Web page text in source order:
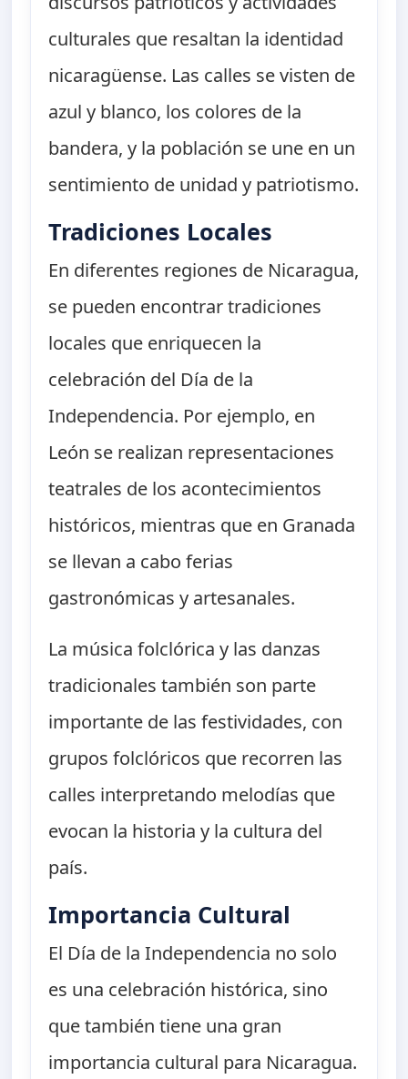
culturales que resaltan la identidad
nicaragüense. Las calles se visten de
azul y blanco, los colores de la
bandera, y la población se une en un
sentimiento de unidad y patriotismo.
Tradiciones Locales
En diferentes regiones de Nicaragua,
se pueden encontrar tradiciones
locales que enriquecen la
celebración del Día de la
Independencia. Por ejemplo, en
León se realizan representaciones
teatrales de los acontecimientos
históricos, mientras que en Granada
se llevan a cabo ferias
gastronómicas y artesanales.
La música folclórica y las danzas
tradicionales también son parte
importante de las festividades, con
grupos folclóricos que recorren las
calles interpretando melodías que
evocan la historia y la cultura del
país.
Importancia Cultural
El Día de la Independencia no solo
es una celebración histórica, sino
que también tiene una gran
importancia cultural para Nicaragua.